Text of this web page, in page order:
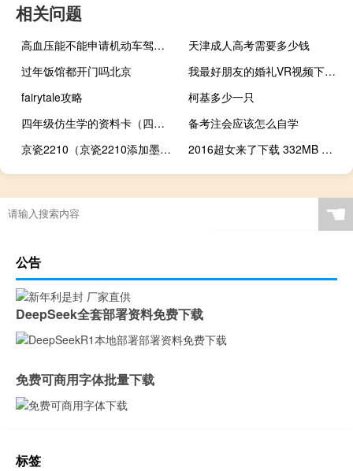
相关问题
高血压能不能申请机动车驾驶证（高血压患者不得申请机动车驾驶证）
天津成人高考需要多少钱
过年饭馆都开门吗北京
我最好朋友的婚礼VR视频下载 204MB 娱乐明星类
fairytale攻略
柯基多少一只
四年级仿生学的资料卡（四年级仿生学的资料）
备考注会应该怎么自学
京瓷2210（京瓷2210添加墨粉清零）
2016超女来了下载 332MB 演出展览类VR视频
☚
公告
DeepSeek全套部署资料免费下载
免费可商用字体批量下载
标签